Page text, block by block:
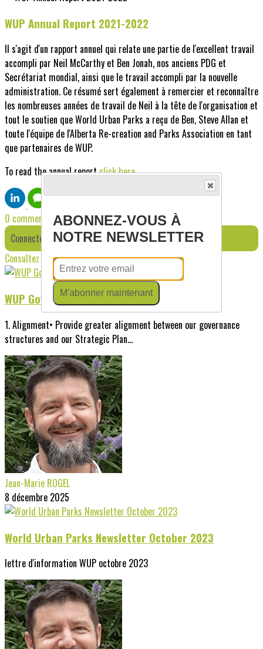
WUP Annual Report 2021-2022
Il s'agit d'un rapport annuel qui relate une partie de l'excellent travail
accompli par Neil McCarthy et Ben Jonah, nos anciens PDG et
Secrétariat mondial, ainsi que le travail accompli par la nouvelle
administration. Ce résumé sert également à remercier et reconnaître
les nombreuses années de travail de Neil à la tête de l'organisation et
tout le soutien que World Urban Parks a reçu de Ben, Steve Allan et
toute l'équipe de l'Alberta Re-creation and Parks Association en tant
que partenaires de WUP.
To read the annual reportclick here.
0 commentaire(s)
Connectez-vous pour laisser un commentaire
Consultez également
WUP Governance (dec 26)
1. Alignment• Provide greater alignment between our governance
structures and our Strategic Plan...
Jean-Marie ROGEL
8 décembre 2025
World Urban Parks Newsletter October 2023
lettre d'information WUP octobre 2023
ABONNEZ-VOUS À
NOTRE NEWSLETTER
M'abonner maintenant